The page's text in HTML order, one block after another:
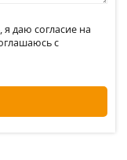
даю согласие на
c